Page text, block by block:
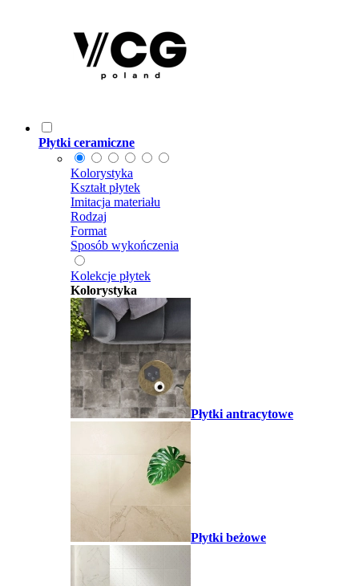
Płytki ceramiczne
Kolorystyka
Kształt płytek
Imitacja materiału
Rodzaj
Format
Sposób wykończenia
Kolekcje płytek
Kolorystyka
Płytki antracytowe
Płytki beżowe